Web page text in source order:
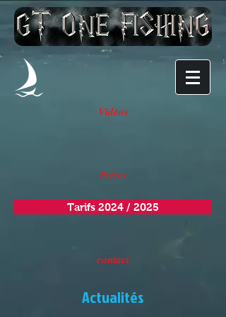
Vidéos
Prices
Tarifs 2024 / 2025
contact
Actualités